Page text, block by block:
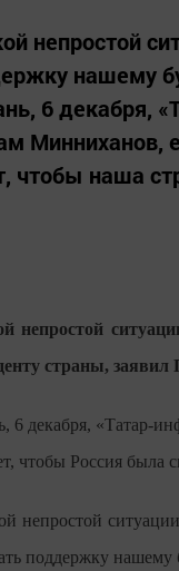
непростой
нашему
6 декабря,
Минниханов,
чтобы наша
непростой
страны, заявил
6 декабря, «Татар-
чтобы Россия была
непростой
поддержку